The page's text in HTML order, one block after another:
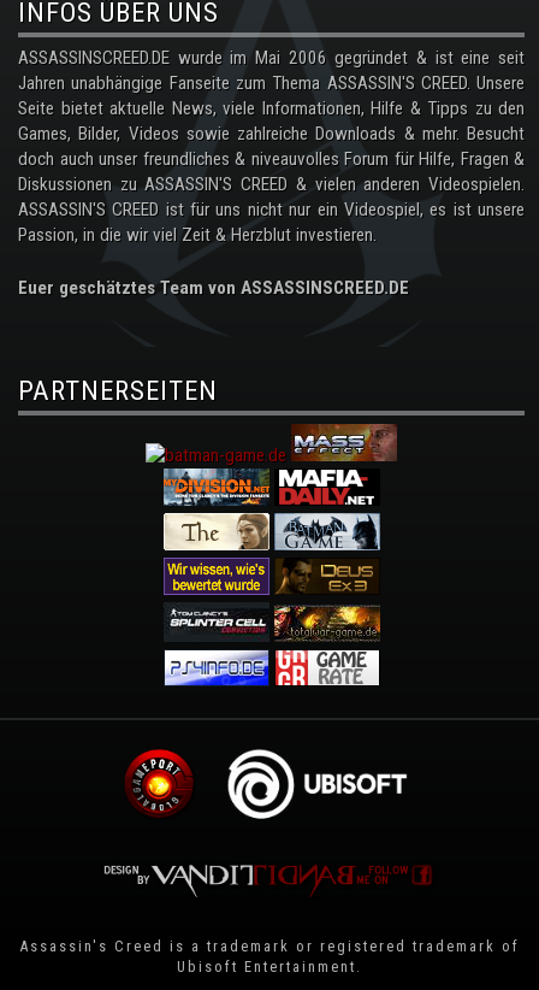
INFOS ÜBER UNS
ASSASSINSCREED.DE wurde im Mai 2006 gegründet & ist eine seit
Jahren unabhängige Fanseite zum Thema ASSASSIN'S CREED. Unsere
Seite bietet aktuelle News, viele Informationen, Hilfe & Tipps zu den
Games, Bilder, Videos sowie zahlreiche Downloads & mehr. Besucht
doch auch unser freundliches & niveauvolles Forum für Hilfe, Fragen &
Diskussionen zu ASSASSIN'S CREED & vielen anderen Videospielen.
ASSASSIN'S CREED ist für uns nicht nur ein Videospiel, es ist unsere
Passion, in die wir viel Zeit & Herzblut investieren.
Euer geschätztes Team von ASSASSINSCREED.DE
PARTNERSEITEN
Assassin's Creed is a trademark or registered trademark of
Ubisoft Entertainment